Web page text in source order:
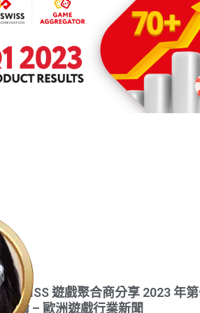
遊戲聚合商分享 2023 年
業績 – 歐洲遊戲行業新聞